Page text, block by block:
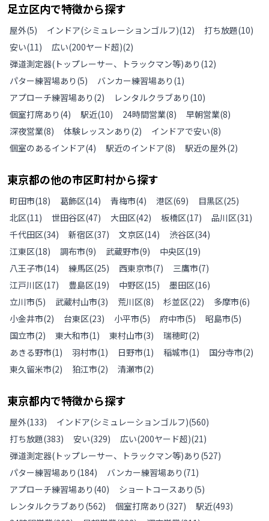
足立区内で特徴から探す
屋外(5) インドア(シミュレーションゴルフ)(12) 打ち放題(10)
安い(11) 広い(200ヤード超)(2)
弾道測定器(トップレーサー、トラックマン等)あり (12)
パター練習場あり (5) バンカー練習場あり (1)
アプローチ練習場あり (2) レンタルクラブあり (10)
個室打席あり (4) 駅近(10) 24時間営業(8) 早朝営業(8)
深夜営業(8) 体験レッスンあり (2) インドアで安い(8)
個室のあるインドア(4) 駅近のインドア(8) 駅近の屋外(2)
東京都の他の市区町村から探す
町田市(18) 葛飾区(14) 青梅市(4) 港区(69) 目黒区(25)
北区(11) 世田谷区(47) 大田区(42) 板橋区(17) 品川区(31)
千代田区(34) 新宿区(37) 文京区(14) 渋谷区(34)
江東区(18) 調布市(9) 武蔵野市(9) 中央区(19)
八王子市(14) 練馬区(25) 西東京市(7) 三鷹市(7)
江戸川区(17) 豊島区(19) 中野区(15) 墨田区(16)
立川市(5) 武蔵村山市(3) 荒川区(8) 杉並区(22) 多摩市(6)
小金井市(2) 台東区(23) 小平市(5) 府中市(5) 昭島市(5)
国立市(2) 東大和市(1) 東村山市(3) 瑞穂町(2)
あきる野市(1) 羽村市(1) 日野市(1) 稲城市(1) 国分寺市(2)
東久留米市(2) 狛江市(2) 清瀬市(2)
東京都内で特徴から探す
屋外(133) インドア(シミュレーションゴルフ)(560)
打ち放題(383) 安い(329) 広い(200ヤード超)(21)
弾道測定器(トップレーサー、トラックマン等)あり (527)
パター練習場あり (184) バンカー練習場あり (71)
アプローチ練習場あり (40) ショートコースあり (5)
レンタルクラブあり (562) 個室打席あり (327) 駅近(493)